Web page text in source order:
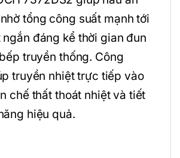
tổng công suất mạnh tới
ngắn đáng kể thời gian đun
truyền thống. Công
truyền nhiệt trực tiếp vào
chế thất thoát nhiệt và tiết
hiệu quả.